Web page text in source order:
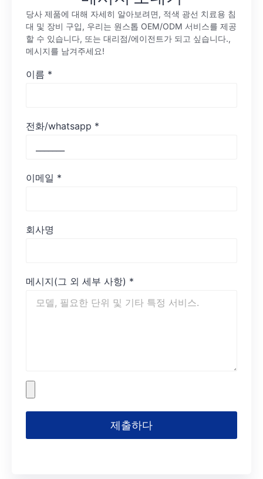
당사 제품에 대해 자세히 알아보려면, 적색 광선 치료용 침
대 및 장비 구입, 우리는 원스톱 OEM/ODM 서비스를 제공
할 수 있습니다, 또는 대리점/에이전트가 되고 싶습니다.,
메시지를 남겨주세요!
이름 *
전화/whatsapp *
이메일 *
회사명
메시지(그 외 세부 사항) *
제출하다